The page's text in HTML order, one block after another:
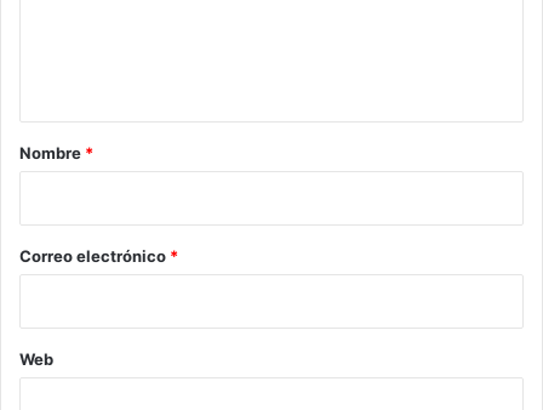
r
*
Nombre *
Correo electrónico *
Web